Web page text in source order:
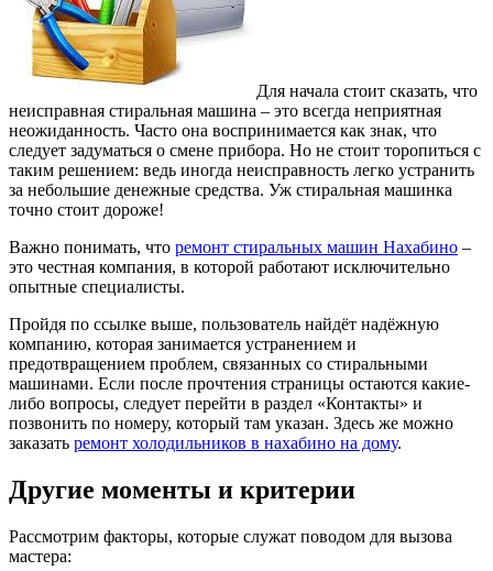
Для начала стоит сказать, что
неисправная стиральная машина – это всегда неприятная
неожиданность. Часто она воспринимается как знак, что
следует задуматься о смене прибора. Но не стоит торопиться с
таким решением: ведь иногда неисправность легко устранить
за небольшие денежные средства. Уж стиральная машинка
точно стоит дороже!
Важно понимать, что ремонт стиральных машин Нахабино –
это честная компания, в которой работают исключительно
опытные специалисты.
Пройдя по ссылке выше, пользователь найдёт надёжную
компанию, которая занимается устранением и
предотвращением проблем, связанных со стиральными
машинами. Если после прочтения страницы остаются какие-
либо вопросы, следует перейти в раздел «Контакты» и
позвонить по номеру, который там указан. Здесь же можно
заказать ремонт холодильников в нахабино на дому.
Другие моменты и критерии
Рассмотрим факторы, которые служат поводом для вызова
мастера: